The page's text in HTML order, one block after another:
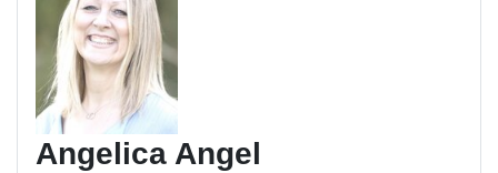
Angelica Angel